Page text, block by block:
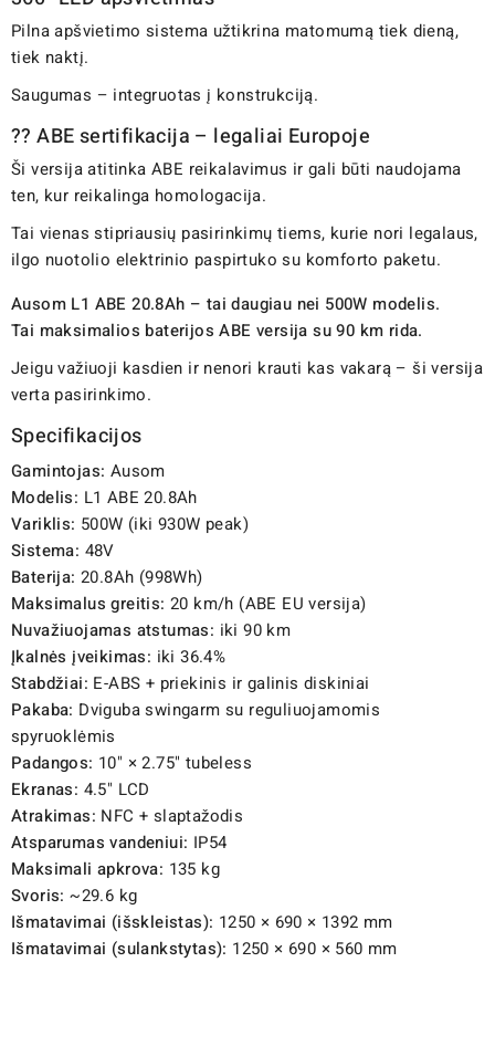
Pilna apšvietimo sistema užtikrina matomumą tiek dieną,
tiek naktį.
Saugumas – integruotas į konstrukciją.
?? ABE sertifikacija – legaliai Europoje
Ši versija atitinka ABE reikalavimus ir gali būti naudojama
ten, kur reikalinga homologacija.
Tai vienas stipriausių pasirinkimų tiems, kurie nori legalaus,
ilgo nuotolio elektrinio paspirtuko su komforto paketu.
Ausom L1 ABE 20.8Ah – tai daugiau nei 500W modelis.
Tai maksimalios baterijos ABE versija su 90 km rida.
Jeigu važiuoji kasdien ir nenori krauti kas vakarą – ši versija
verta pasirinkimo.
Specifikacijos
Gamintojas: Ausom
Modelis: L1 ABE 20.8Ah
Variklis: 500W (iki 930W peak)
Sistema: 48V
Baterija: 20.8Ah (998Wh)
Maksimalus greitis: 20 km/h (ABE EU versija)
Nuvažiuojamas atstumas: iki 90 km
Įkalnės įveikimas: iki 36.4%
Stabdžiai: E-ABS + priekinis ir galinis diskiniai
Pakaba: Dviguba swingarm su reguliuojamomis
spyruoklėmis
Padangos: 10" × 2.75" tubeless
Ekranas: 4.5" LCD
Atrakimas: NFC + slaptažodis
Atsparumas vandeniui: IP54
Maksimali apkrova: 135 kg
Svoris: ~29.6 kg
Išmatavimai (išskleistas): 1250 × 690 × 1392 mm
Išmatavimai (sulankstytas): 1250 × 690 × 560 mm